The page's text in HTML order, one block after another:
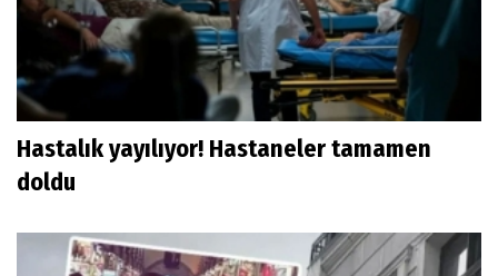
Hastalık yayılıyor! Hastaneler tamamen
doldu